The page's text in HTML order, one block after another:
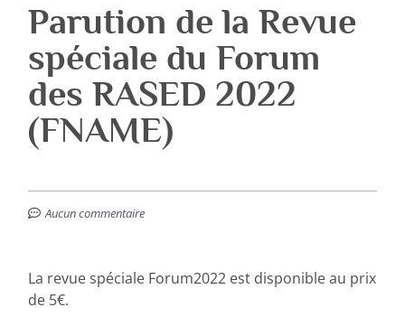
Parution de la Revue
spéciale du Forum
des RASED 2022
(FNAME)
Aucun commentaire
La revue spéciale Forum2022 est disponible au prix
de 5€.